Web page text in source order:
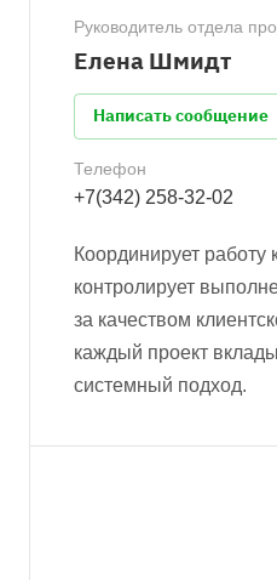
Руководитель отдела
Елена Шмидт
Написать сообщение
Телефон
+7(342) 258-32-02
Координирует работу
контролирует
за качеством
каждый проект
системный подход.